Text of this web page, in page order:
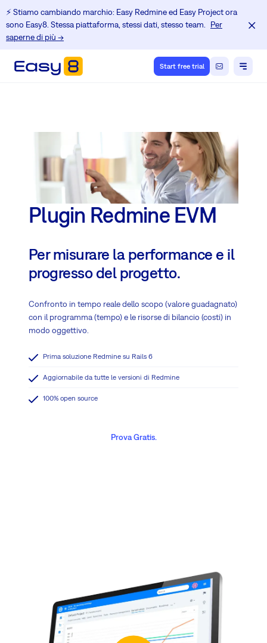
⚡️ Stiamo cambiando marchio: Easy Redmine ed Easy Project ora
sono Easy8. Stessa piattaforma, stessi dati, stesso team.
Per
saperne di più →
Start free trial
Plugin Redmine EVM
Per misurare la performance e il
progresso del progetto.
Confronto in tempo reale dello scopo (valore guadagnato)
con il programma (tempo) e le risorse di bilancio (costi) in
modo oggettivo.
Prima soluzione Redmine su Rails 6
Aggiornabile da tutte le versioni di Redmine
100% open source
Prova Gratis.